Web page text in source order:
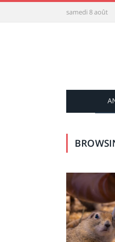
samedi 8 août